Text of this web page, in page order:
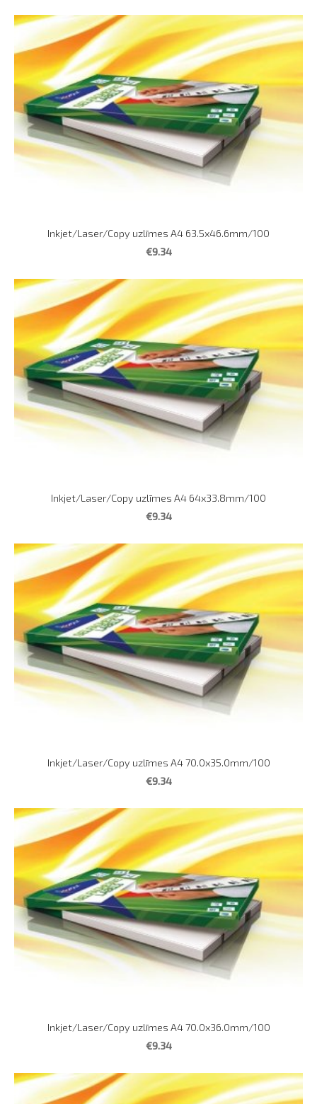
Inkjet/Laser/Copy uzlīmes A4 63.5x46.6mm/100
€9.34
Inkjet/Laser/Copy uzlīmes A4 64x33.8mm/100
€9.34
Inkjet/Laser/Copy uzlīmes A4 70.0x35.0mm/100
€9.34
Inkjet/Laser/Copy uzlīmes A4 70.0x36.0mm/100
€9.34